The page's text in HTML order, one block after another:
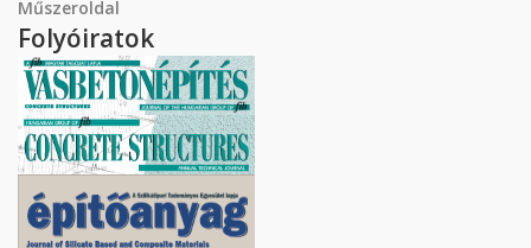
Műszeroldal
Folyóiratok